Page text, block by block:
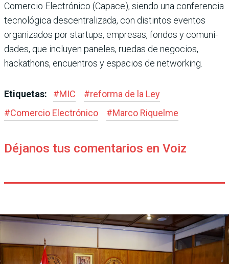
Comercio Electrónico (Capace), siendo una confe­rencia
tecnológica descentra­lizada, con distintos eventos
organizados por startups, empresas, fondos y comuni­
dades, que incluyen paneles, ruedas de negocios,
hacka­thons, encuentros y espacios de networking.
Etiquetas: #MIC #reforma de la Ley
#Comercio Electrónico #Marco Riquelme
Déjanos tus comentarios en Voiz